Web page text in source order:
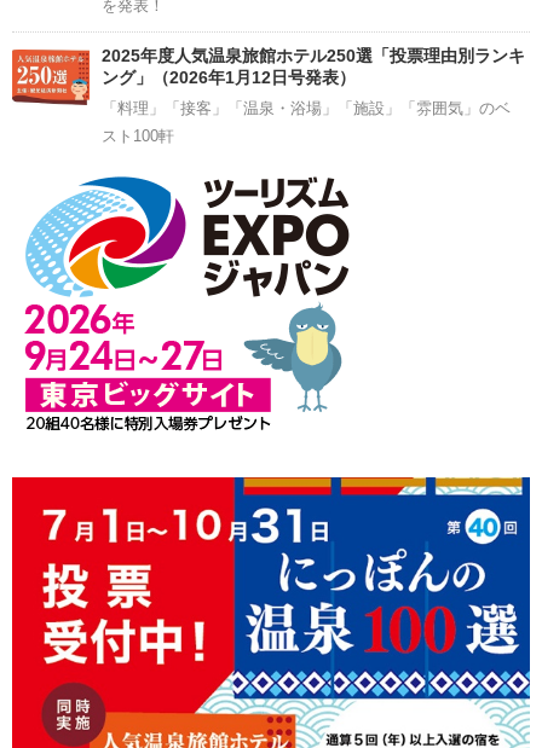
を発表！
2025年度人気温泉旅館ホテル250選「投票理由別ランキ
ング」（2026年1月12日号発表）
「料理」「接客」「温泉・浴場」「施設」「雰囲気」のベ
スト100軒